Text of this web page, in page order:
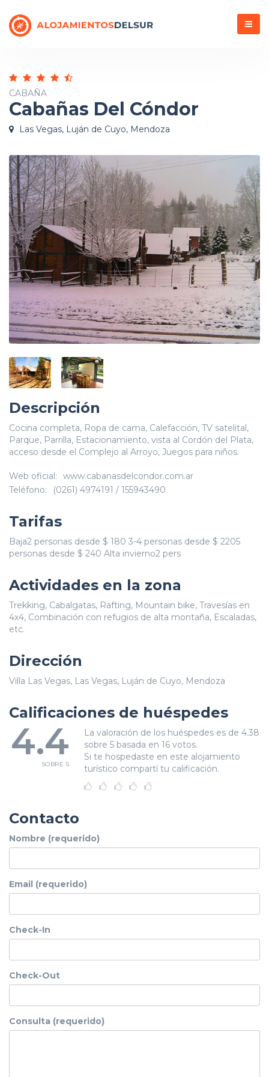
Menú
CABAÑA
Cabañas Del Cóndor
Las Vegas, Luján de Cuyo, Mendoza
Descripción
Cocina completa, Ropa de cama, Calefacción, TV satelital,
Parque, Parrilla, Estacionamiento, vista al Cordón del Plata,
acceso desde el Complejo al Arroyo, Juegos para niños.
Web oficial:
www.cabanasdelcondor.com.ar
Teléfono:
(0261) 4974191 / 155943490
Tarifas
Baja2 personas desde $ 180 3-4 personas desde $ 2205
personas desde $ 240 Alta invierno2 pers
Actividades en la zona
Trekking, Cabalgatas, Rafting, Mountain bike, Travesías en
4x4, Combinación con refugios de alta montaña, Escaladas,
etc.
Dirección
Villa Las Vegas, Las Vegas, Luján de Cuyo, Mendoza
Calificaciones de huéspedes
4.4
SOBRE 5
La valoración de los huéspedes es de 4.38
sobre 5 basada en 16 votos.
Si te hospedaste en este alojamiento
turístico compartí tu calificación.
Contacto
Nombre (requerido)
Email (requerido)
Check-In
Check-Out
Consulta (requerido)